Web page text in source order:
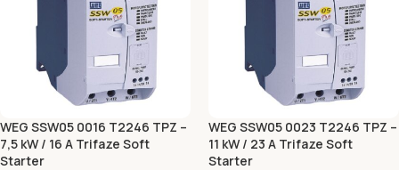
WEG SSW05 0016 T2246 TPZ –
7,5 kW / 16 A Trifaze Soft
Starter
WEG SSW05 0023 T2246 TPZ –
11 kW / 23 A Trifaze Soft
Starter